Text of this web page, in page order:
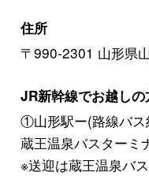
住所
〒990-2301 山形県
JR新幹線でお越しの
①山形駅ー(路線バ
蔵王温泉バスターミ
※送迎は蔵王温泉バ